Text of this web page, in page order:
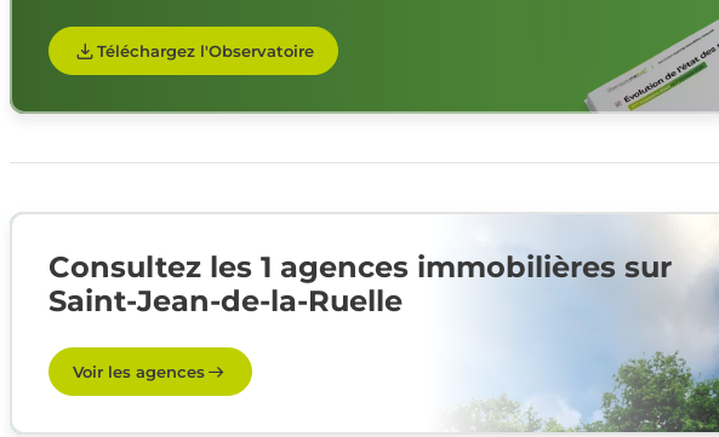
Téléchargez l'Observatoire
Consultez les 1 agences immobilières sur
Saint-Jean-de-la-Ruelle
Voir les agences